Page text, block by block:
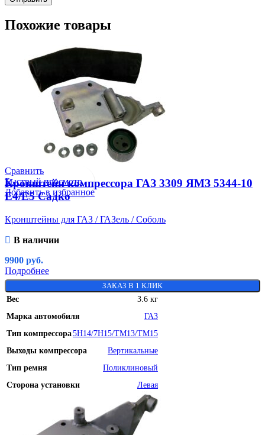
Похожие товары
Сравнить
Быстрый просмотр
Добавить в избранное
Кронштейн компрессора ГАЗ 3309 ЯМЗ 5344-10
Е4/E5 Садко
Кронштейны для ГАЗ / ГАЗель / Соболь
В наличии
9900 руб.
Подробнее
ЗАКАЗ В 1 КЛИК
Вес
3.6 кг
Марка автомобиля
ГАЗ
Тип компрессора5H14/7H15/TM13/TM15
Выходы компрессора
Вертикальные
Тип ремня
Поликлиновый
Сторона установки
Левая